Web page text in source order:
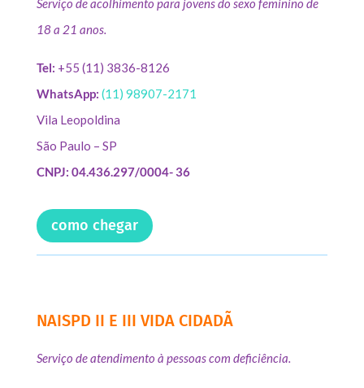
Serviço de acolhimento para jovens do sexo feminino de
18 a 21 anos.
Tel: +55 (11) 3836-8126
WhatsApp: (11) 98907-2171
Vila Leopoldina
São Paulo – SP
CNPJ: 04.436.297/0004- 36
como chegar
NAISPD II E III VIDA CIDADÃ
Serviço de atendimento à pessoas com deficiência.